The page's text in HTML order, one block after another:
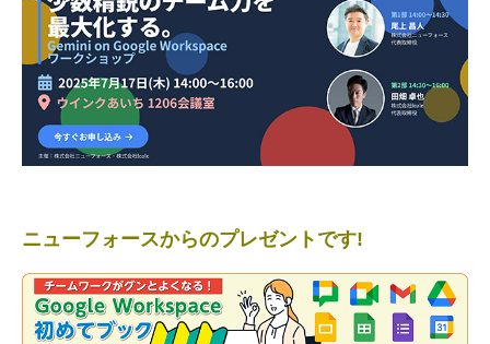
ニューフォースからのプレゼントです!